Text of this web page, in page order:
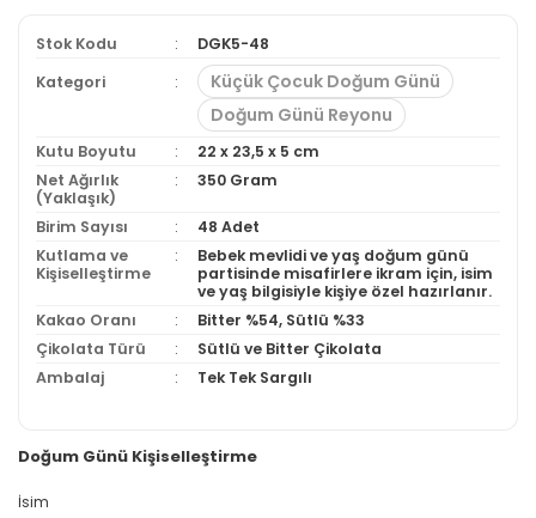
Stok Kodu
DGK5-48
Kategori
Küçük Çocuk Doğum Günü
Doğum Günü Reyonu
Kutu Boyutu
22 x 23,5 x 5 cm
Net Ağırlık
(Yaklaşık)
350 Gram
Birim Sayısı
48 Adet
Kutlama ve
Kişiselleştirme
Bebek mevlidi ve yaş doğum günü
partisinde misafirlere ikram için, isim
ve yaş bilgisiyle kişiye özel hazırlanır.
Kakao Oranı
Bitter %54, Sütlü %33
Çikolata Türü
Sütlü ve Bitter Çikolata
Ambalaj
Tek Tek Sargılı
Doğum Günü Kişiselleştirme
İsim